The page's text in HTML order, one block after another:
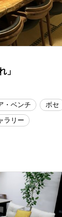
」
・ベンチ
ボセ
ラリー